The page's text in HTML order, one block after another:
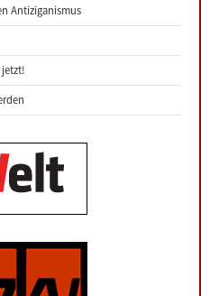
Antiziganismus